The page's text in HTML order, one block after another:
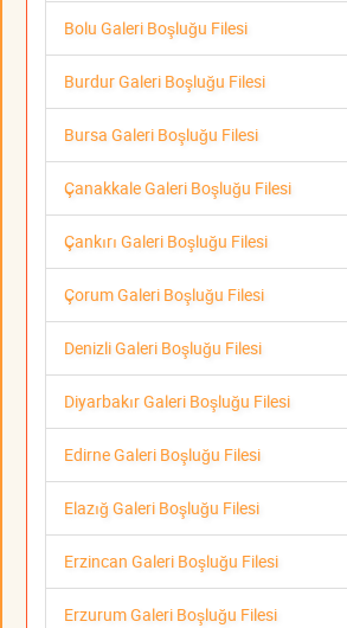
Bolu Galeri Boşluğu Filesi
Burdur Galeri Boşluğu Filesi
Bursa Galeri Boşluğu Filesi
Çanakkale Galeri Boşluğu Filesi
Çankırı Galeri Boşluğu Filesi
Çorum Galeri Boşluğu Filesi
Denizli Galeri Boşluğu Filesi
Diyarbakır Galeri Boşluğu Filesi
Edirne Galeri Boşluğu Filesi
Elazığ Galeri Boşluğu Filesi
Erzincan Galeri Boşluğu Filesi
Erzurum Galeri Boşluğu Filesi